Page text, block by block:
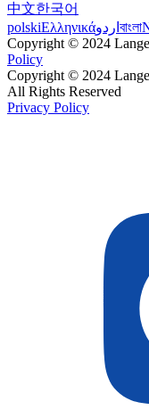
中文한국어
polskiΕλληνικάاردو বাংলা
Copyright © 2024
Policy
Copyright © 2024
All Rights Reserved
Privacy Policy